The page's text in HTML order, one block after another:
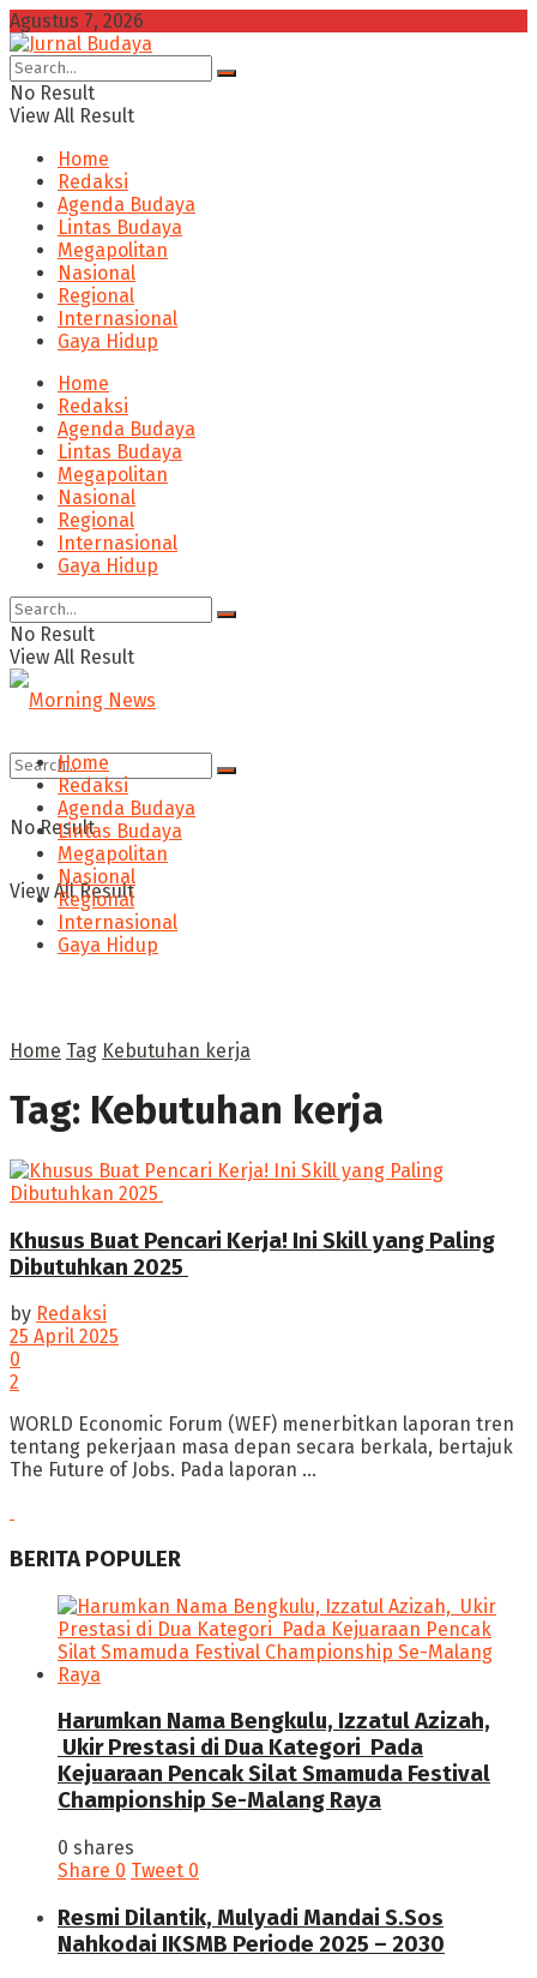
Agustus 7, 2026
No Result
View All Result
Home
Redaksi
Agenda Budaya
Lintas Budaya
Megapolitan
Nasional
Regional
Internasional
Gaya Hidup
Home
Redaksi
Agenda Budaya
Lintas Budaya
Megapolitan
Nasional
Regional
Internasional
Gaya Hidup
No Result
View All Result
No Result
View All Result
Home
Redaksi
Agenda Budaya
Lintas Budaya
Megapolitan
Nasional
Regional
Internasional
Gaya Hidup
Home Tag Kebutuhan kerja
Tag: Kebutuhan kerja
Khusus Buat Pencari Kerja! Ini Skill yang Paling
Dibutuhkan 2025 ‎
by Redaksi
25 April 2025
0
2
‎WORLD Economic Forum (WEF) menerbitkan laporan tren
tentang pekerjaan masa depan secara berkala, bertajuk
The Future of Jobs. Pada laporan ...
BERITA POPULER
Harumkan Nama Bengkulu, Izzatul Azizah,
Ukir Prestasi di Dua Kategori Pada
Kejuaraan Pencak Silat Smamuda Festival
Championship Se-Malang Raya
0 shares
Share 0 Tweet 0
Resmi Dilantik, Mulyadi Mandai S.Sos
Nahkodai IKSMB Periode 2025 – 2030